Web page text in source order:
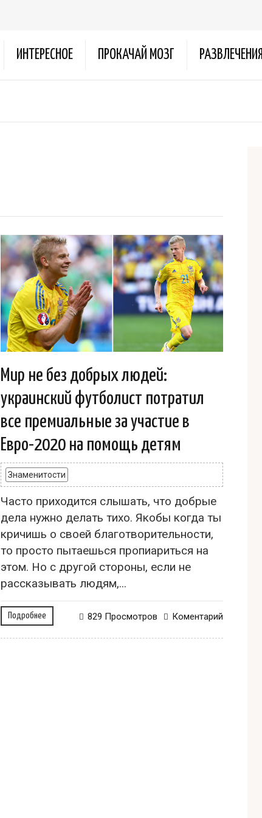
ИНТЕРЕСНОЕ ПРОКАЧАЙ МОЗГ РАЗВЛЕЧЕНИЯ
Мир не без добрых людей:
украинский футболист потратил
все премиальные за участие в
Евро-2020 на помощь детям
Знаменитости
Часто приходится слышать, что добрые
дела нужно делать тихо. Якобы когда ты
кричишь о своей благотворительности,
то просто пытаешься пропиариться на
этом. Но с другой стороны, если не
рассказывать людям,...
Подробнее Коментарий
829 Просмотров